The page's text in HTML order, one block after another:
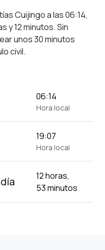
Cuijingo a las 06:14,
y 12 minutos. Sin
unos 30 minutos
civil.
06:14
Hora local
19:07
Hora local
12 horas,
53 minutos